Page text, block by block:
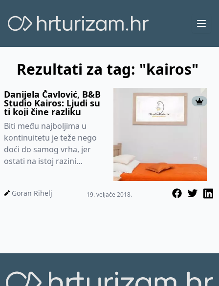
Rezultati za tag: "kairos"
Danijela Čavlović, B&B
Studio Kairos: Ljudi su
ti koji čine razliku
Biti među najboljima u
kontinuitetu je teže nego
doći do samog vrha, jer
ostati na istoj razini
uspijeva...
Goran Rihelj 19. veljače 2018.